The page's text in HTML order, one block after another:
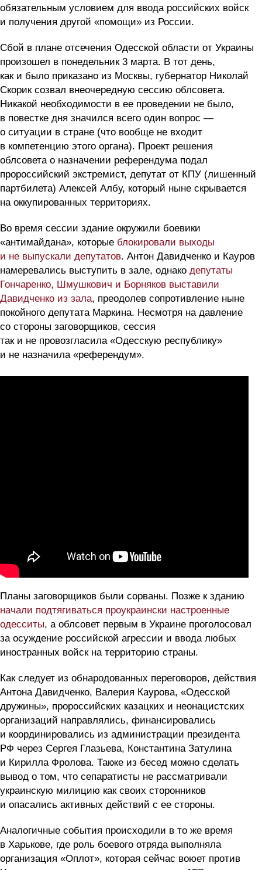
обязательным условием для ввода российских войск
и получения другой «помощи» из России.
Сбой в плане отсечения Одесской области от Украины
произошел в понедельник 3 марта. В тот день,
как и было приказано из Москвы, губернатор Николай
Скорик созвал внеочередную сессию облсовета.
Никакой необходимости в ее проведении не было,
в повестке дня значился всего один вопрос —
о ситуации в стране (что вообще не входит
в компетенцию этого органа). Проект решения
облсовета о назначении референдума подал
пророссийский экстремист, депутат от КПУ (лишенный
партбилета) Алексей Албу, который ныне скрывается
на оккупированных территориях.
Во время сессии здание окружили боевики
«антимайдана», которые блокировали выходы
и не выпускали депутатов. Антон Давидченко и Кауров
намеревались выступить в зале, однако депутаты
Гончаренко, Шмушкович и Борняков выставили
Давидченко из зала, преодолев сопротивление ныне
покойного депутата Маркина. Несмотря на давление
со стороны заговорщиков, сессия
так и не провозгласила «Одесскую республику»
и не назначила «референдум».
Планы заговорщиков были сорваны. Позже к зданию
начали подтягиваться проукраински настроенные
одесситы, а облсовет первым в Украине проголосовал
за осуждение российской агрессии и ввода любых
иностранных войск на территорию страны.
Как следует из обнародованных переговоров, действия
Антона Давидченко, Валерия Каурова, «Одесской
дружины», пророссийских казацких и неонацистских
организаций направлялись, финансировались
и координировались из администрации президента
РФ через Сергея Глазьева, Константина Затулина
и Кирилла Фролова. Также из бесед можно сделать
вывод о том, что сепаратисты не рассматривали
украинскую милицию как своих сторонников
и опасались активных действий с ее стороны.
Аналогичные события происходили в то же время
в Харькове, где роль боевого отряда выполняла
организация «Оплот», которая сейчас воюет против